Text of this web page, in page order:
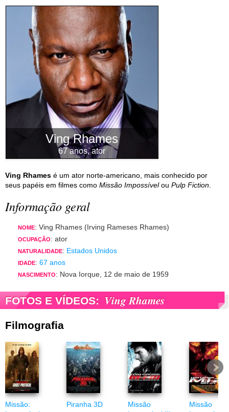
Ving Rhames
67 anos, ator
Ving Rhames é um ator norte-americano, mais conhecido por
seus papéis em filmes como Missão Impossívelou Pulp Fiction
Informação geral
NOME: Ving Rhames (Irving Rameses Rhames)
OCUPAÇÃO: ator
NATURALIDADE: Estados Unidos
IDADE: 67 anos
NASCIMENTO: Nova Iorque, 12 de maio de 1959
FOTOS E VÍDEOS: Ving Rhames
Filmografia
Missão:
Piranha 3D
Missão
Missão